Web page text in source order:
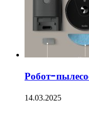
Робот-
14.03.2025